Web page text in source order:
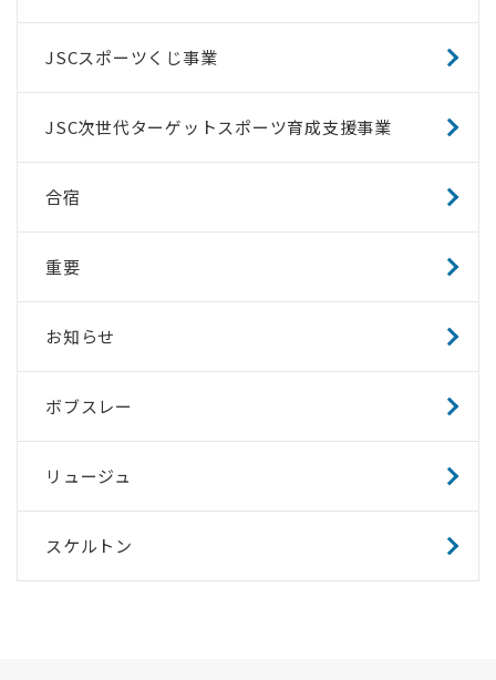
JSCスポーツくじ事業
JSC次世代ターゲットスポーツ育成支援事業
合宿
重要
お知らせ
ボブスレー
リュージュ
スケルトン